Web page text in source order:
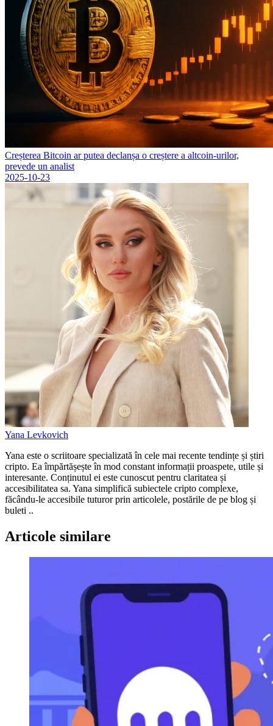
Creșterea Bitcoin ar putea declanșa o creștere a altcoin-urilor,
prevede un analist
2025-10-23
Yana Levkovich
Yana este o scriitoare specializată în cele mai recente tendințe și știri
cripto. Ea împărtășește în mod constant informații proaspete, utile și
interesante. Conținutul ei este cunoscut pentru claritatea și
accesibilitatea sa. Yana simplifică subiectele cripto complexe,
făcându-le accesibile tuturor prin articolele, postările de pe blog și
buleti ..
Articole similare